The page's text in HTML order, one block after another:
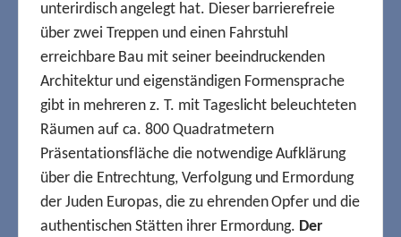
unterirdisch angelegt hat. Dieser barrierefreie
über zwei Treppen und einen Fahrstuhl
erreichbare Bau mit seiner beeindruckenden
Architektur und eigenständigen Formensprache
gibt in mehreren z. T. mit Tageslicht beleuchteten
Räumen auf ca. 800 Quadratmetern
Präsentationsfläche die notwendige Aufklärung
über die Entrechtung, Verfolgung und Ermordung
der Juden Europas, die zu ehrenden Opfer und die
authentischen Stätten ihrer Ermordung. Der